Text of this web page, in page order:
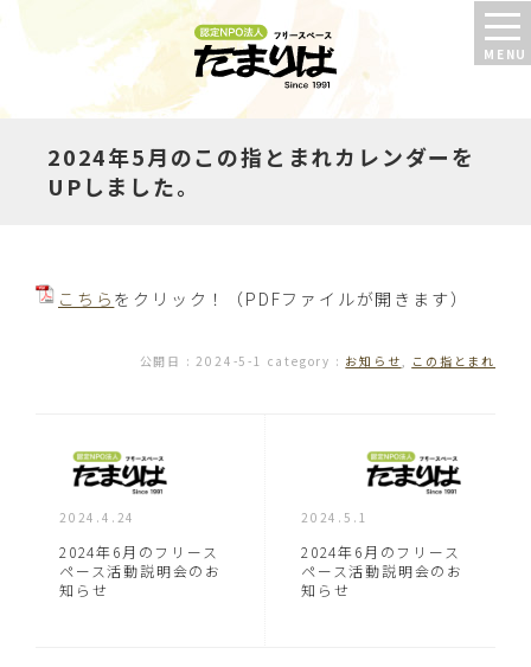
2024年5月のこの指とまれカレンダーを
UPしました。
こちら をクリック！（PDFファイルが開きます）
公開日 :2024-5-1 category : お知らせ, この指とまれ
2024.4.24
2024年6月のフリース
ペース活動説明会のお
知らせ
2024.5.1
2024年6月のフリース
ペース活動説明会のお
知らせ